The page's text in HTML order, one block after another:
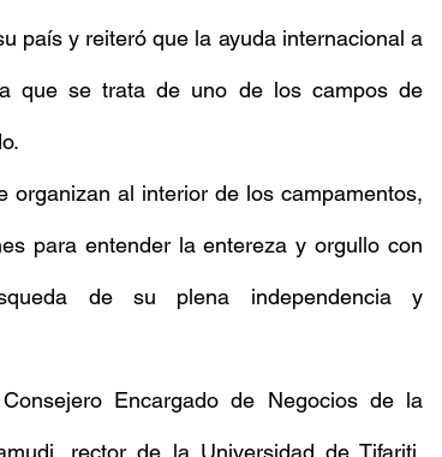
país y reiteró que la ayuda internacional a
que se trata de uno de los campos de
organizan al interior de los campamentos,
para entender la entereza y orgullo con
de su plena independencia y
Encargado de Negocios de la
rector de la Universidad de Tifariti,